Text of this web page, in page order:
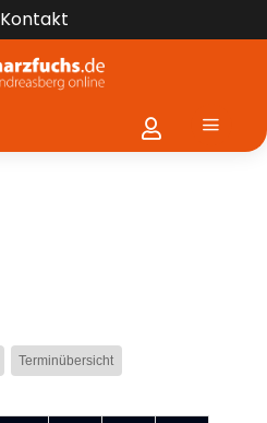
Kontakt
 a
Terminübersicht